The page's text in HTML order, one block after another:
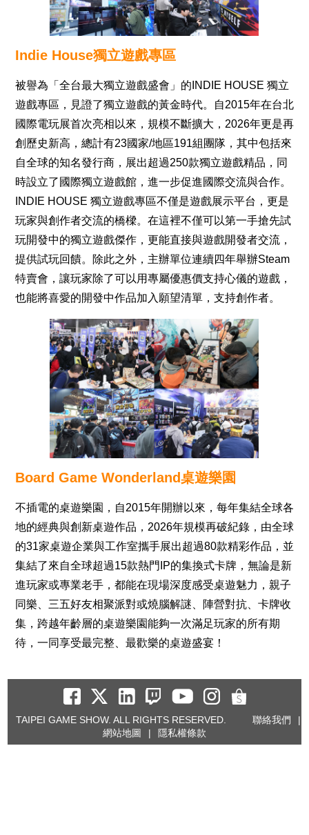
Indie House獨立遊戲專區
被譽為「全台最大獨立遊戲盛會」的INDIE HOUSE 獨立
遊戲專區，見證了獨立遊戲的黃金時代。自2015年在台北
國際電玩展首次亮相以來，規模不斷擴大，2026年更是再
創歷史新高，總計有23國家/地區191組團隊，其中包括來
自全球的知名發行商，展出超過250款獨立遊戲精品，同
時設立了國際獨立遊戲館，進一步促進國際交流與合作。
INDIE HOUSE 獨立遊戲專區不僅是遊戲展示平台，更是
玩家與創作者交流的橋樑。在這裡不僅可以第一手搶先試
玩開發中的獨立遊戲傑作，更能直接與遊戲開發者交流，
提供試玩回饋。除此之外，主辦單位連續四年舉辦Steam
特賣會，讓玩家除了可以用專屬優惠價支持心儀的遊戲，
也能將喜愛的開發中作品加入願望清單，支持創作者。
Board Game Wonderland桌遊樂園
不插電的桌遊樂園，自2015年開辦以來，每年集結全球各
地的經典與創新桌遊作品，2026年規模再破紀錄，由全球
的31家桌遊企業與工作室攜手展出超過80款精彩作品，並
集結了來自全球超過15款熱門IP的集換式卡牌，無論是新
進玩家或專業老手，都能在現場深度感受桌遊魅力，親子
同樂、三五好友相聚派對或燒腦解謎、陣營對抗、卡牌收
集，跨越年齡層的桌遊樂園能夠一次滿足玩家的所有期
待，一同享受最完整、最歡樂的桌遊盛宴！
TAIPEI GAME SHOW. ALL RIGHTS RESERVED. 聯絡我們
|
網站地圖
| 隱私權條款